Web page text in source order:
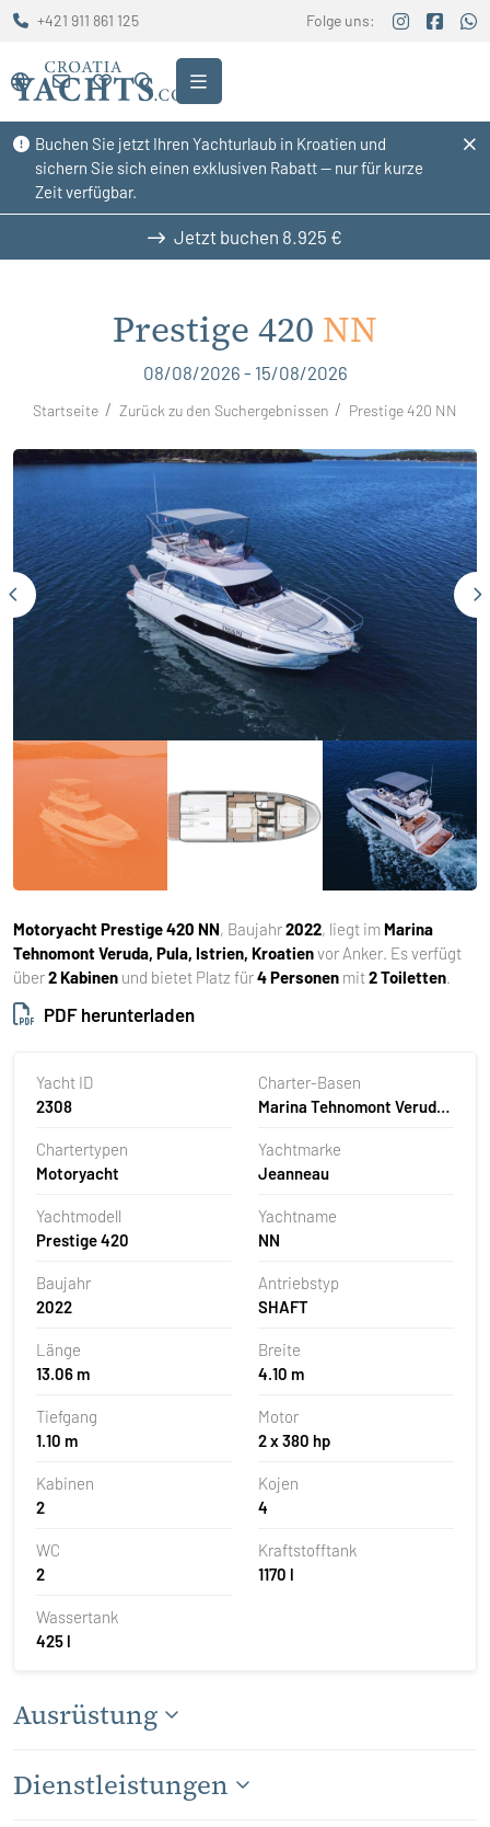
Buchen Sie jetzt Ihren Yachturlaub in Kroatien und
sichern Sie sich einen exklusiven Rabatt — nur für kurze
Zeit verfügbar.
+421 911 861 125 Folge uns:
Jetzt buchen 8.925 €
Prestige 420 NN
08/08/2026 - 15/08/2026
Startseite Zurück zu den Suchergebnissen Prestige 420 NN
MotoryachtPrestige 420 NN, Baujahr2022, liegt im Marina
Tehnomont Veruda, Pula, Istrien, Kroatienvor Anker. Es verfügt
über2 Kabinen und bietet Platz für4 Personen mit2 Toiletten.
PDF herunterladen
Yacht ID
2308
Charter-Basen
Marina Tehnomont Veruda,
Chartertypen
Motoryacht
Yachtmarke
Jeanneau
Yachtmodell
Prestige 420
Yachtname
NN
Baujahr
2022
Antriebstyp
SHAFT
Länge
13.06 m
Breite
4.10 m
Tiefgang
1.10 m
Motor
2 x 380 hp
Kabinen
2
Kojen
4
WC
2
Kraftstofftank
1170 l
Wassertank
425 l
Ausrüstung
Dienstleistungen